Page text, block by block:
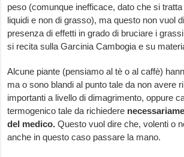
peso (comunque inefficace, dato che si
liquidi e non di grasso), ma questo non vuol
presenza di effetti in grado di bruciare i
si recita sulla Garcinia Cambogia e su
Alcune piante (pensiamo al tè o al caffè)
ma o sono blandi al punto tale da non avere
importanti a livello di dimagrimento, oppure
termogenico tale da richiedere
del medico.Questo vuol dire che, volenti o
anche in questo caso passare la mano.